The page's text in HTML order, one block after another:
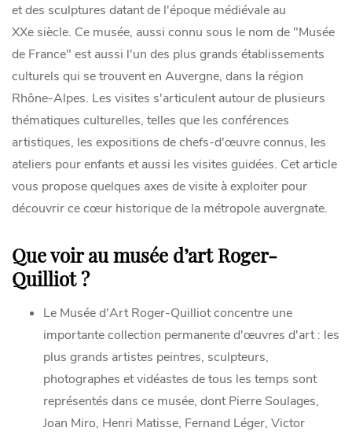
et des sculptures datant de l'époque médiévale au
XXe siècle. Ce musée, aussi connu sous le nom de "Musée
de France" est aussi l'un des plus grands établissements
culturels qui se trouvent en Auvergne, dans la région
Rhône-Alpes. Les visites s'articulent autour de plusieurs
thématiques culturelles, telles que les conférences
artistiques, les expositions de chefs-d'œuvre connus, les
ateliers pour enfants et aussi les visites guidées. Cet article
vous propose quelques axes de visite à exploiter pour
découvrir ce cœur historique de la métropole auvergnate.
Que voir au musée d’art Roger-
Quilliot ?
Le Musée d'Art Roger-Quilliot concentre une
importante collection permanente d'œuvres d'art : les
plus grands artistes peintres, sculpteurs,
photographes et vidéastes de tous les temps sont
représentés dans ce musée, dont Pierre Soulages,
Joan Miro, Henri Matisse, Fernand Léger, Victor